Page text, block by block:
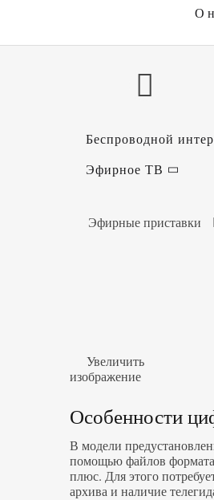
О
Беспроводной
Эфирное ТВ
Эфирные приставки
Увеличить
изображение
Особенности
В модели
помощью файлов формата
плюс. Для этого
архива и наличие